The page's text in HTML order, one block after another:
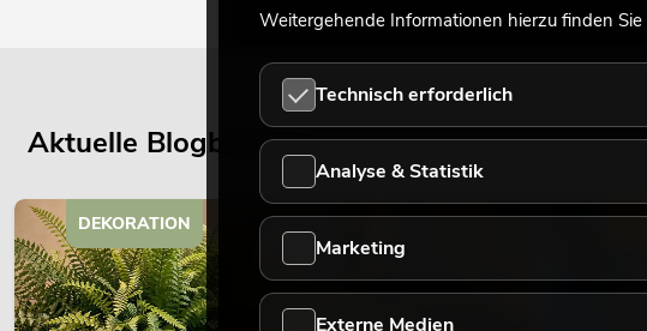
Aktuelle Blogbeiträge
DEKORATION
Weitergehende Informationen hierzu finden Sie
Technisch erforderlich
Analyse & Statistik
Marketing
Externe Medien